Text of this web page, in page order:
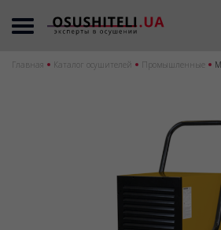
Главная Каталог осушителей Промышленные